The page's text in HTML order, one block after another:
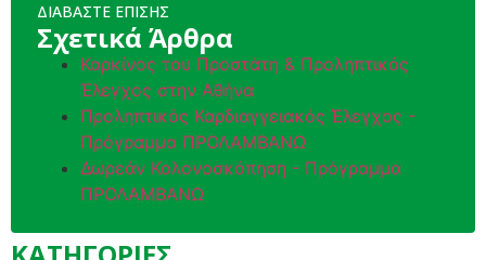
ΔΙΑΒΑΣΤΕ ΕΠΙΣΗΣ
Σχετικά Άρθρα
Καρκίνος του Προστάτη & Προληπτικός
Έλεγχος στην Αθήνα
Προληπτικός Καρδιαγγειακός Έλεγχος -
Πρόγραμμα ΠΡΟΛΑΜΒΑΝΩ
Δωρεάν Κολονοσκόπηση - Πρόγραμμα
ΠΡΟΛΑΜΒΑΝΩ